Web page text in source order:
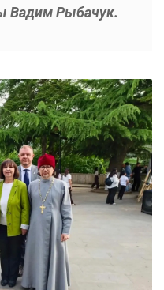
Вадим Рыбачук.